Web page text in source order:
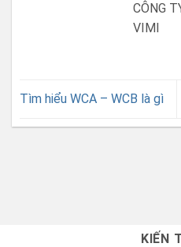
CÔNG
VIMI
Tìm hiểu WCA – WCB là gì
KIẾN